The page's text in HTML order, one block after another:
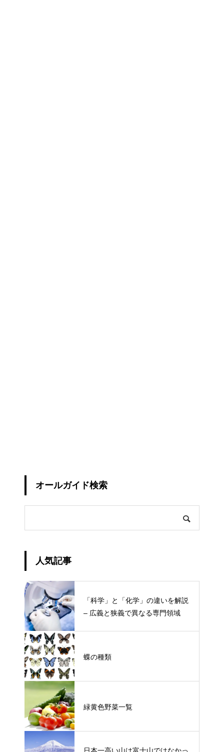
オールガイド検索
人気記事
「科学」と「化学」の違いを解説
– 広義と狭義で異なる専門領域
蝶の種類
緑黄色野菜一覧
日本一高い山は富士山ではなかっ